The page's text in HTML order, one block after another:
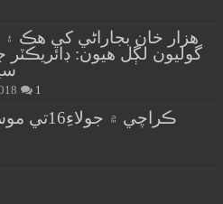
گوليون لڳل هيون: ڊائريڪٽر
1
ڪراچي ۾